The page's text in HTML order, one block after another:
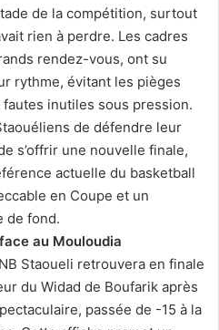
de la compétition, surtout
rien à perdre. Les cadres
rendez-vous, ont su
rythme, évitant les pièges
fautes inutiles sous pression.
de défendre leur
s’offrir une nouvelle finale,
actuelle du basketball
en Coupe et un
de fond.
au Mouloudia
Staoueli retrouvera en finale
du Widad de Boufarik après
passée de -15 à la